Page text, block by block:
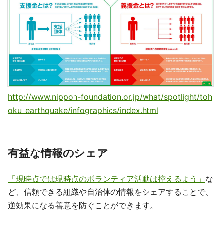
http://www.nippon-foundation.or.jp/what/spotlight/toh
oku_earthquake/infographics/index.html
有益な情報のシェア
「現時点では現時点のボランティア活動は控えるよう」 な
ど、信頼できる組織や自治体の情報をシェアすることで、
逆効果になる善意を防ぐことができます。